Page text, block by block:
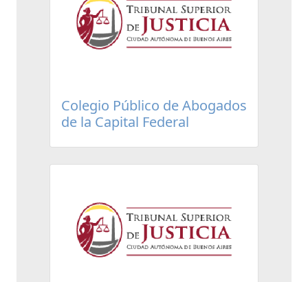
Colegio Público de Abogados
de la Capital Federal